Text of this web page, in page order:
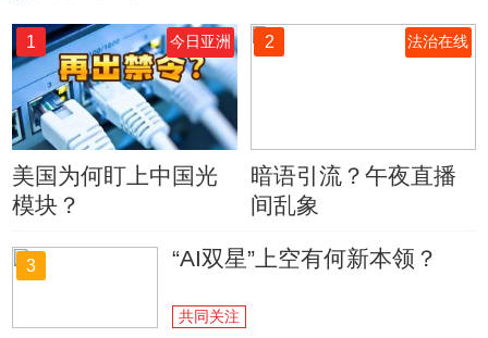
1 今日亚洲
美国为何盯上中国光
模块？
2 法治在线
暗语引流？午夜直播
间乱象
3 “AI双星”上空有何新本领？
共同关注